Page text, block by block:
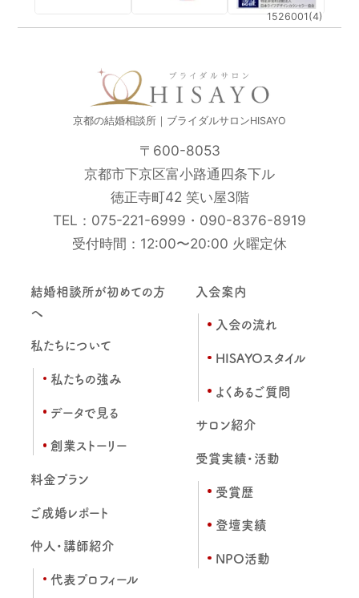
1526001(4)
京都の結婚相談所｜ブライダルサロンHISAYO
〒600-8053
京都市下京区富小路通四条下ル
徳正寺町42 笑い屋3階
TEL： 075-221-6999 ・ 090-8376-8919
受付時間：12:00〜20:00 火曜定休
結婚相談所が初めての方
へ
私たちについて
私たちの強み
データで見る
創業ストーリー
料金プラン
ご成婚レポート
仲人・講師紹介
代表プロフィール
入会案内
入会の流れ
HISAYOスタイル
よくあるご質問
サロン紹介
受賞実績・活動
受賞歴
登壇実績
NPO活動